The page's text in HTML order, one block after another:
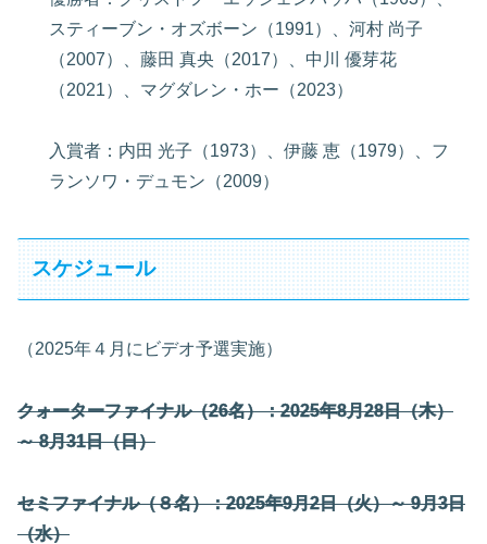
スティーブン・オズボーン（1991）、河村 尚子
（2007）、藤田 真央（2017）、中川 優芽花
（2021）、マグダレン・ホー（2023）
入賞者：内田 光子（1973）、伊藤 恵（1979）、フ
ランソワ・デュモン（2009）
スケジュール
（2025年４月にビデオ予選実施）
クォーターファイナル（26名）：2025年8月28日（木）
～ 8月31日（日）
セミファイナル（８名）：2025年9月2日（火）～ 9月3日
（水）